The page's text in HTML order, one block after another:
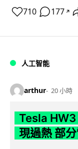
710 177 ↗
人工智能
arthur 20 小時
Tesla HW3
現過熱 部